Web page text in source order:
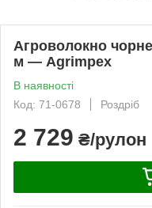
Агроволокно
м — Agrimpex
В наявності
Код: 71-0678
Роздріб
2 729 ₴/рулон